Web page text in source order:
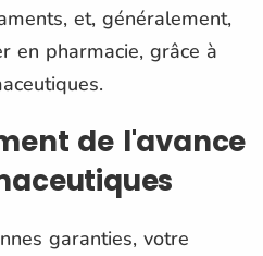
et, généralement,
en pharmacie, grâce à
de l'avance
garanties, votre